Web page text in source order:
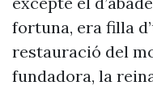
fortuna, era filla
restauració del
fundadora, la